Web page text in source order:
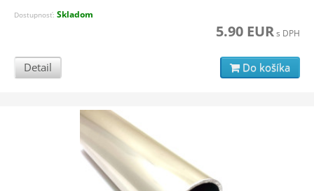
Dostupnosť: Skladom
5.90 EURs DPH
Detail Do košíka